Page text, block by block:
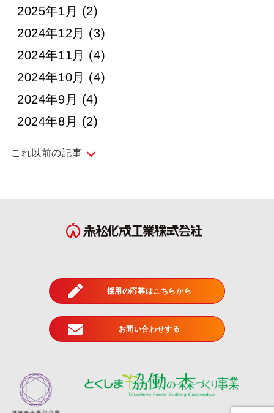
2025年1月 (2)
2024年12月 (3)
2024年11月 (4)
2024年10月 (4)
2024年9月 (4)
2024年8月 (2)
これ以前の記事
2024年5月 (5)
2024年2月
2024年1月(1)
2023年12月(3)
2023年10月(4)
2023年9月
採用の応募はこちらから
お問い合わせする